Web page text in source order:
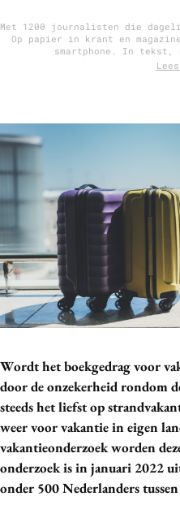
12 nov: MarketingLive!
Vacatures
Partners
Artificial Intelligence
Bureaus
Campagnes
Carriere
Craft
Customer Experience
Data & Insights
Design
Digital transformation
Diversiteit
Met 1200 journalisten die
Op papier in krant en
smartphone. In tekst,
Wordt het boekgedrag voor
door de onzekerheid rondom
steeds het liefst op
weer voor vakantie in eigen
vakantieonderzoek worden
onderzoek is in januari 2022
onder 500 Nederlanders